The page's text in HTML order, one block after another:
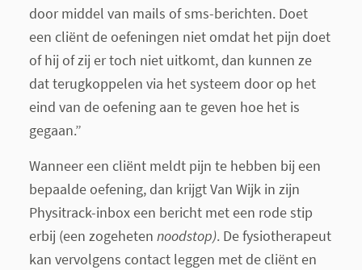
door middel van mails of sms-berichten. Doet
een cliënt de oefeningen niet omdat het pijn doet
of hij of zij er toch niet uitkomt, dan kunnen ze
dat terugkoppelen via het systeem door op het
eind van de oefening aan te geven hoe het is
gegaan.”
Wanneer een cliënt meldt pijn te hebben bij een
bepaalde oefening, dan krijgt Van Wijk in zijn
Physitrack-inbox een bericht met een rode stip
erbij (een zogeheten noodstop). De fysiotherapeut
kan vervolgens contact leggen met de cliënt en